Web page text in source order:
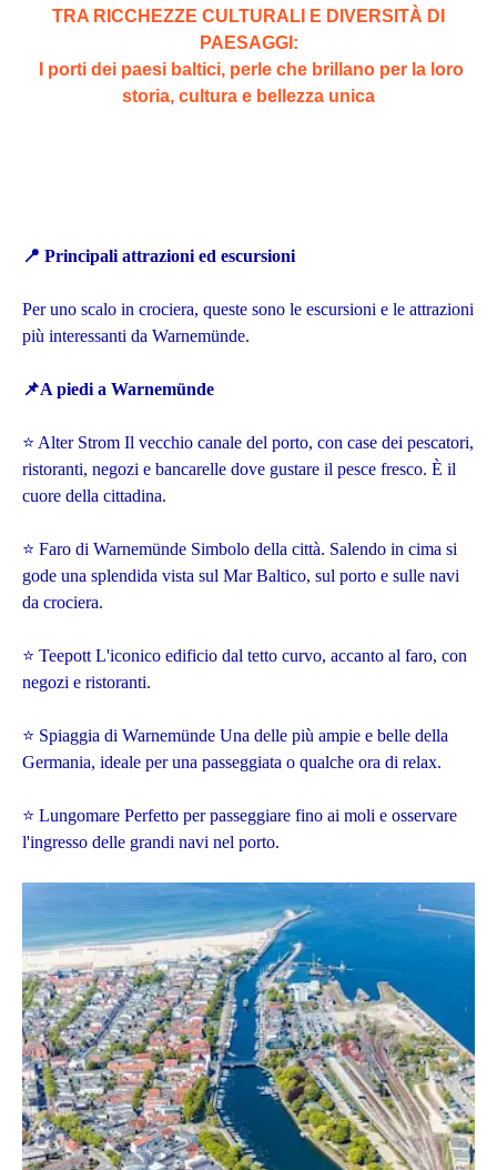
TRA RICCHEZZE CULTURALI E DIVERSITÀ DI
PAESAGGI:
I porti dei paesi baltici, perle che brillano per la loro
storia, cultura e bellezza unica
📍 Principali attrazioni ed escursioni
Per uno scalo in crociera, queste sono le escursioni e le attrazioni
più interessanti da Warnemünde.
📌A piedi a Warnemünde
⭐ Alter Strom Il vecchio canale del porto, con case dei pescatori,
ristoranti, negozi e bancarelle dove gustare il pesce fresco. È il
cuore della cittadina.
⭐ Faro di Warnemünde Simbolo della città. Salendo in cima si
gode una splendida vista sul Mar Baltico, sul porto e sulle navi
da crociera.
⭐ Teepott L'iconico edificio dal tetto curvo, accanto al faro, con
negozi e ristoranti.
⭐ Spiaggia di Warnemünde Una delle più ampie e belle della
Germania, ideale per una passeggiata o qualche ora di relax.
⭐ Lungomare Perfetto per passeggiare fino ai moli e osservare
l'ingresso delle grandi navi nel porto.